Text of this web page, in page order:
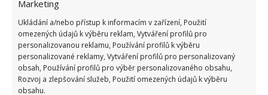
Marketing
Ukládání a/nebo přístup k informacím v zařízení, Použití
omezených údajů k výběru reklam, Vytváření profilů pro
personalizovanou reklamu, Používání profilů k výběru
personalizované reklamy, Vytváření profilů pro personalizovaný
obsah, Používání profilů pro výběr personalizovaného obsahu,
Rozvoj a zlepšování služeb, Použití omezených údajů k výběru
obsahu.
Pokud vám do té doby z úřadu nic nepřijde,
nastěhovat se můžete, ale počítejte s tím, že vás
navštíví úředník a dům zkontroluje. Najde-li
případné nedostatky, budete je muset odstranit a